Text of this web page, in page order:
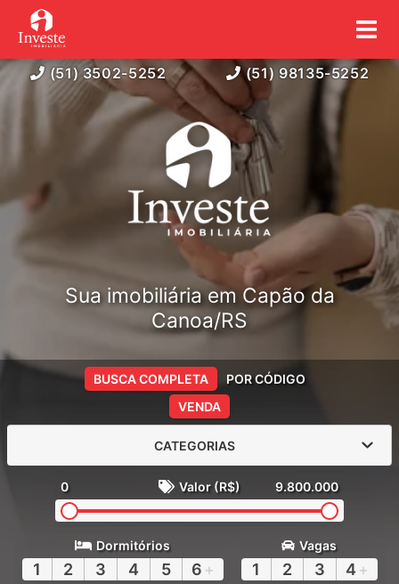
(51) 3502-5252 (51) 98135-5252
Sua imobiliária em Capão da
Canoa/RS
VENDA
BUSCA COMPLETA POR CÓDIGO
CATEGORIAS
0 Valor (R$) 9.800.000
Dormitórios
1 2 3 4 5 6 +
Vagas
1 2 3 4 +